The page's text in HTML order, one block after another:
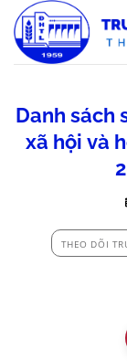
qua
nội
Danh sách
xã hội và
THEO DÕI